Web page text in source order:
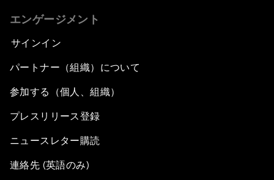
エンゲージメント
サインイン
パートナー（組織）について
参加する（個人、組織）
プレスリリース登録
ニュースレター購読
連絡先 (英語のみ)